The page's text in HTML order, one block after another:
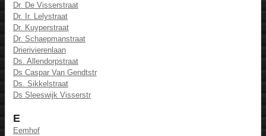
Dr. De Visserstraat
Dr. Ir. Lelystraat
Dr. Kuyperstraat
Dr. Schaepmanstraat
Drierivierenlaan
Ds. Allendorpstraat
Ds Caspar Van Gendtstr
Ds. Sikkelstraat
Ds Sleeswijk Visserstr
E
Eemhof